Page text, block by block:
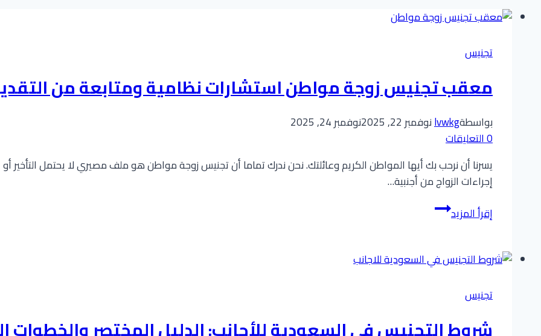
تجنيس
معقب تجنيس زوجة مواطن استشارات نظامية ومتابعة من
بواسطةlvwkgنوفمبر 22, 2025
نوفمبر 24, 2025
0 التعليقات
يسرنا أن نرحب بك أيها المواطن الكريم وعائلتك. نحن ندرك تماما أن تجنيس زوجة مواطن هو ملف مصيري لا يحتمل
إجراءات الزواج من أجنبية…
إقرأ المزيدمعقب
تجنيس
مواطن
استشارات
من
تجنيس